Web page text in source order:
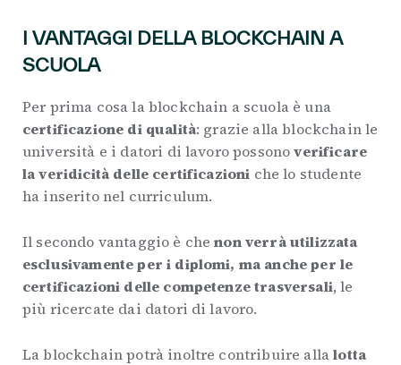
I VANTAGGI DELLA BLOCKCHAIN A
SCUOLA
Per prima cosa la blockchain a scuola è una
certificazione di qualità: grazie alla blockchain le
università e i datori di lavoro possonoverificare
la veridicità delle certificazioni che lo studente
ha inserito nel curriculum.
Il secondo vantaggio è chenon verrà utilizzata
esclusivamente per i diplomi, ma anche per le
certificazioni delle competenze trasversali, le
più ricercate dai datori di lavoro.
La blockchain potrà inoltre contribuire allalotta